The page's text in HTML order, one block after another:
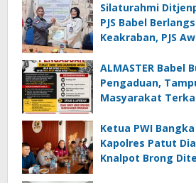
Silaturahmi
PJS Babel Berlangsung Penuh
Keakraban, PJS
ALMASTER Babel
Pengaduan,
Masyarakat
Ketua PWI
Kapolres Patut
Knalpot Brong